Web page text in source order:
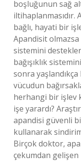
boşluğunun sağ
iltihaplanmasıdır.
bağlı, hayati bir
Apandisit olmazsa
sistemini
bağışıklık
sonra yaşlandıkça
vücudun
herhangi bir işlev
işe yarardı?
apandisi güvenli
kullanarak
Birçok doktor,
çekumdan